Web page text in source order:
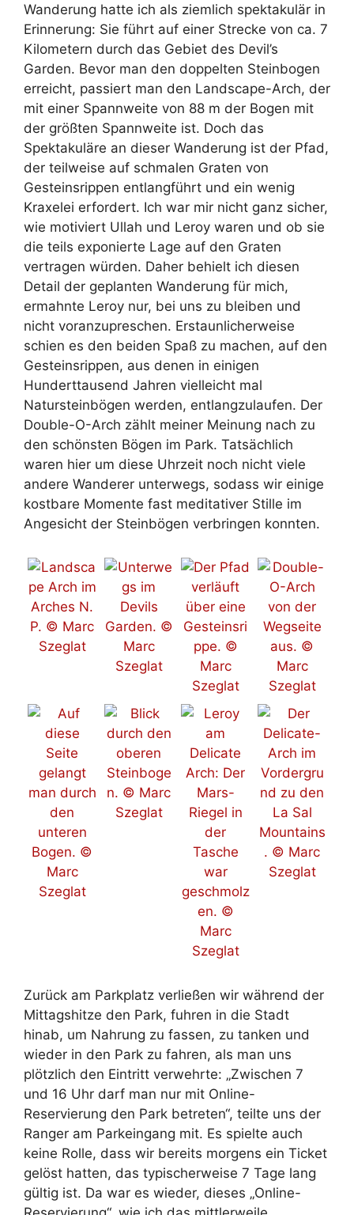
Wanderung hatte ich als ziemlich spektakulär in
Erinnerung: Sie führt auf einer Strecke von ca. 7
Kilometern durch das Gebiet des Devil’s
Garden. Bevor man den doppelten Steinbogen
erreicht, passiert man den Landscape-Arch, der
mit einer Spannweite von 88 m der Bogen mit
der größten Spannweite ist. Doch das
Spektakuläre an dieser Wanderung ist der Pfad,
der teilweise auf schmalen Graten von
Gesteinsrippen entlangführt und ein wenig
Kraxelei erfordert. Ich war mir nicht ganz sicher,
wie motiviert Ullah und Leroy waren und ob sie
die teils exponierte Lage auf den Graten
vertragen würden. Daher behielt ich diesen
Detail der geplanten Wanderung für mich,
ermahnte Leroy nur, bei uns zu bleiben und
nicht voranzupreschen. Erstaunlicherweise
schien es den beiden Spaß zu machen, auf den
Gesteinsrippen, aus denen in einigen
Hunderttausend Jahren vielleicht mal
Natursteinbögen werden, entlangzulaufen. Der
Double-O-Arch zählt meiner Meinung nach zu
den schönsten Bögen im Park. Tatsächlich
waren hier um diese Uhrzeit noch nicht viele
andere Wanderer unterwegs, sodass wir einige
kostbare Momente fast meditativer Stille im
Angesicht der Steinbögen verbringen konnten.
Zurück am Parkplatz verließen wir während der
Mittagshitze den Park, fuhren in die Stadt
hinab, um Nahrung zu fassen, zu tanken und
wieder in den Park zu fahren, als man uns
plötzlich den Eintritt verwehrte: „Zwischen 7
und 16 Uhr darf man nur mit Online-
Reservierung den Park betreten“, teilte uns der
Ranger am Parkeingang mit. Es spielte auch
keine Rolle, dass wir bereits morgens ein Ticket
gelöst hatten, das typischerweise 7 Tage lang
gültig ist. Da war es wieder, dieses „Online-